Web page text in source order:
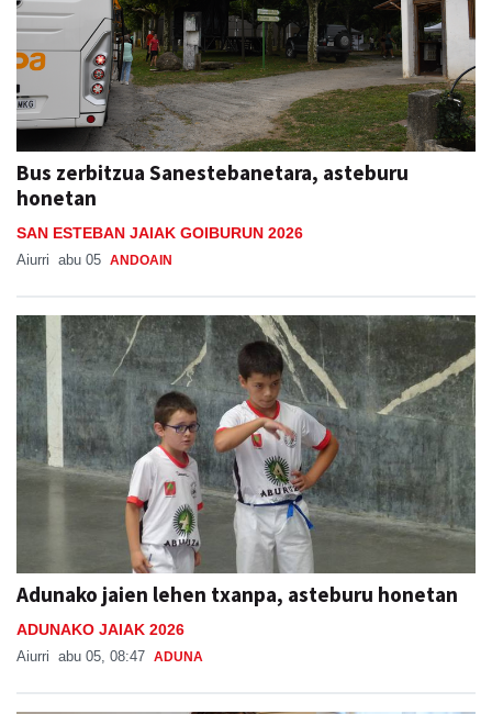
Bus zerbitzua Sanestebanetara, asteburu
honetan
SAN ESTEBAN JAIAK GOIBURUN 2026
Aiurri abu 05 ANDOAIN
Adunako jaien lehen txanpa, asteburu honetan
ADUNAKO JAIAK 2026
Aiurri abu 05, 08:47 ADUNA